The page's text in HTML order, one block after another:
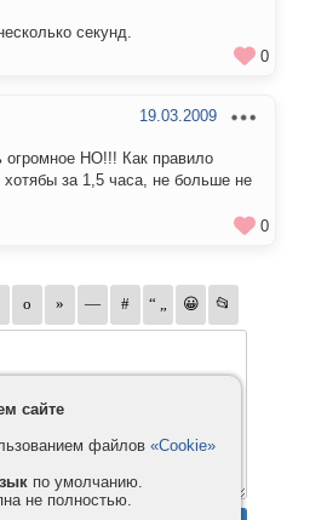
секунд.
0
19.03.2009
огромное НО!!! Как правило
за 1,5 часа, не больше не
0
сайте
файлов «Cookie»
по умолчанию.
не полностью.